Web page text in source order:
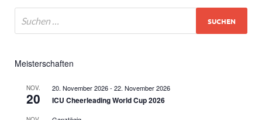
Meisterschaften
NOV.
20
20. November 2026- 22. November 2026
ICU Cheerleading World Cup 2026